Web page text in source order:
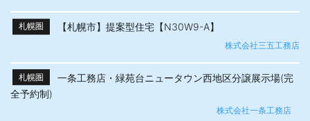
札幌圏 【札幌市】提案型住宅【N30W9-A】
株式会社三五工務店
札幌圏
一条工務店・緑苑台ニュータウン西地区分譲展示場(完
全予約制)
株式会社一条工務店